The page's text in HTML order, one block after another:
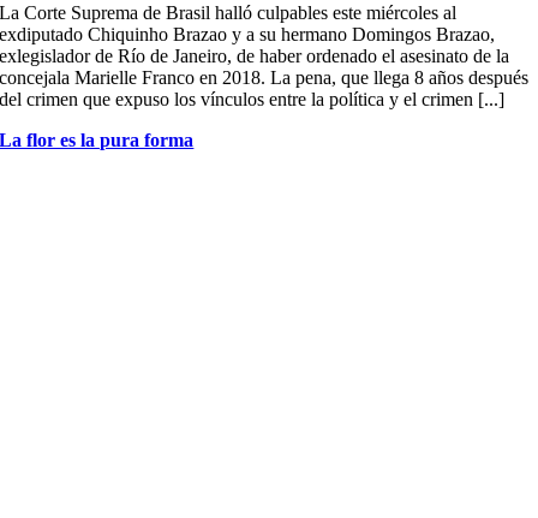
La Corte Suprema de Brasil halló culpables este miércoles al
exdiputado Chiquinho Brazao y a su hermano Domingos Brazao,
exlegislador de Río de Janeiro, de haber ordenado el asesinato de la
concejala Marielle Franco en 2018. La pena, que llega 8 años después
del crimen que expuso los vínculos entre la política y el crimen [...]
La flor es la pura forma